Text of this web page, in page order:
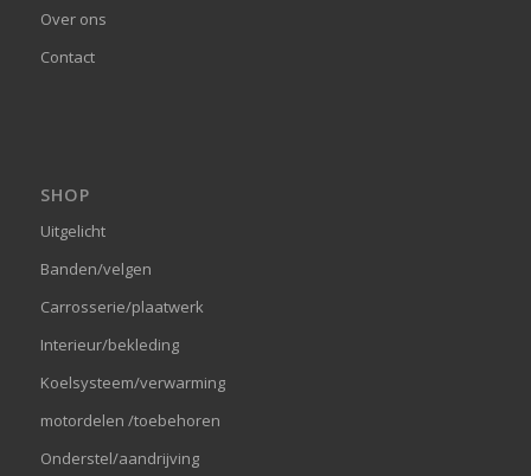
Over ons
Contact
SHOP
Uitgelicht
Banden/velgen
Carrosserie/plaatwerk
Interieur/bekleding
Koelsysteem/verwarming
motordelen /toebehoren
Onderstel/aandrijving